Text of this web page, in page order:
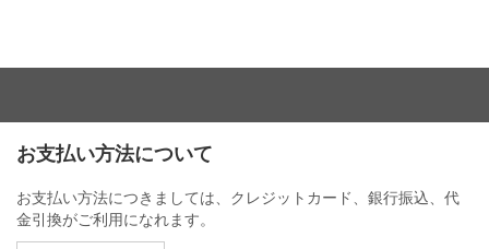
お支払い方法について
お支払い方法につきましては、クレジットカード、銀行振込、代
金引換がご利用になれます。